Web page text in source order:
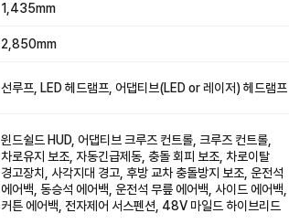
1,435mm
2,850mm
선루프, LED 헤드램프, 어댑티브(LED or 레이저) 헤드램프
윈드쉴드 HUD, 어댑티브 크루즈 컨트롤, 크루즈 컨트롤,
차로유지 보조, 자동긴급제동, 충돌 회피 보조, 차로이탈
경고장치, 사각지대 경고, 후방 교차 충돌방지 보조, 운전석
에어백, 동승석 에어백, 운전석 무릎 에어백, 사이드 에어백,
커튼 에어백, 전자제어 서스펜션, 48V 마일드 하이브리드